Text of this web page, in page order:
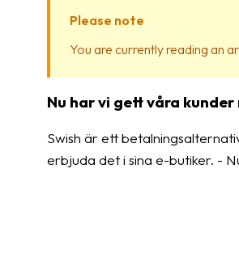
Please note
You are currently reading an
Nu har vi gett våra
Swish är ett
erbjuda det i sina e-butiker. -